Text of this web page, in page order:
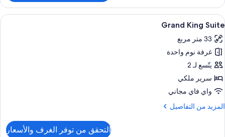
Standard
Double
Room
استعراض
جميع
صور
Grand
King
Suite
ميني بار ومكواة/لوح كي وواي فاي مجانًا
8
Grand King Suite
33 متر مربع
غرفة نوم واحدة
يتّسع لـ 2
سرير ملكي
واي فاي مجاني
المزيد من التفاصيل
المزيد
التحقق من توفر الغرف والأسعار